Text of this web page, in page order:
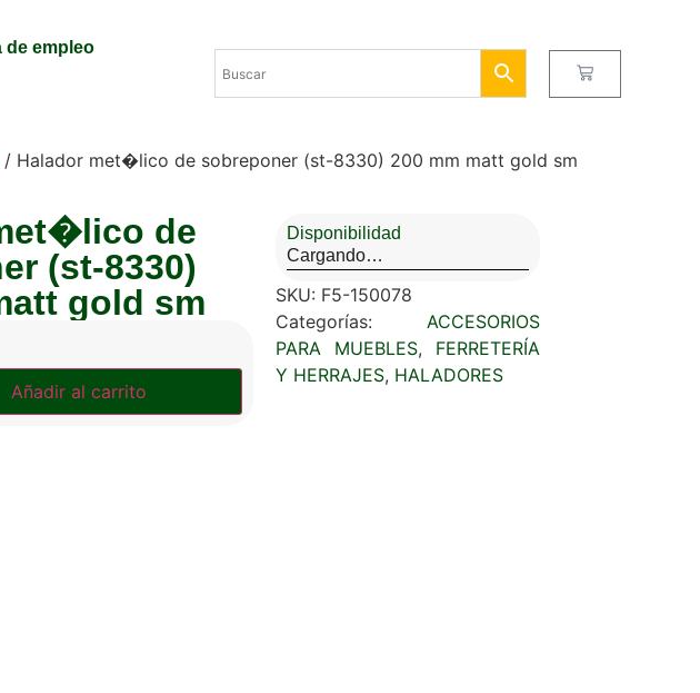
de empleo
/ Halador met�lico de sobreponer (st-8330) 200 mm matt gold sm
de
(st-8330)
gold sm
Añadir al carrito
Disponibilidad
Cargando…
SKU: F5-150078
Categorías: ACCESORIOS
PARA MUEBLES, FERRETERÍA
Y HERRAJES, HALADORES